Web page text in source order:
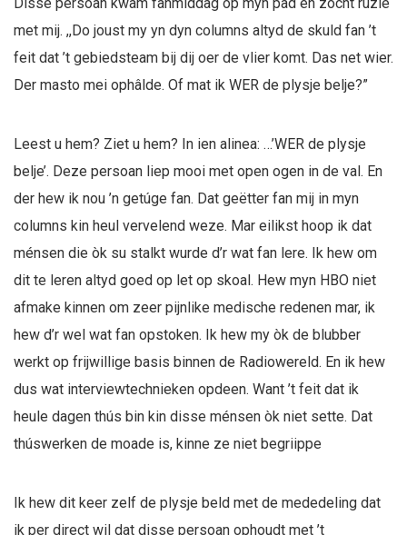
met mij. ,,Do joust my yn dyn columns altyd de skuld fan ’t
feit dat ’t gebiedsteam bij dij oer de vlier komt. Das net wier.
Der masto mei ophâlde. Of mat ik WER de plysje belje?”
Leest u hem? Ziet u hem? In ien alinea: …’WER de plysje
belje’. Deze persoan liep mooi met open ogen in de val. En
der hew ik nou ’n getúge fan. Dat geëtter fan mij in myn
columns kin heul vervelend weze. Mar eilikst hoop ik dat
ménsen die òk su stalkt wurde d’r wat fan lere. Ik hew om
dit te leren altyd goed op let op skoal. Hew myn HBO niet
afmake kinnen om zeer pijnlike medische redenen mar, ik
hew d’r wel wat fan opstoken. Ik hew my òk de blubber
werkt op frijwillige basis binnen de Radiowereld. En ik hew
dus wat interviewtechnieken opdeen. Want ’t feit dat ik
heule dagen thús bin kin disse ménsen òk niet sette. Dat
thúswerken de moade is, kinne ze niet begriippe
Ik hew dit keer zelf de plysje beld met de mededeling dat
ik per direct wil dat disse persoan ophoudt met ’t